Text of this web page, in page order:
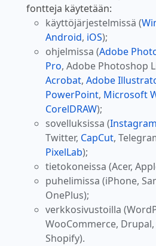
fontteja käytetään:
käyttöjärjestelmissä (
Android, iOS);
ohjelmissa (Adobe
Pro, Adobe Photoshop
Acrobat, Adobe
PowerPoint, Microsoft
CorelDRAW);
sovelluksissa (Instagram
Twitter, CapCut,
PixelLab);
tietokoneissa (Acer,
puhelimissa (iPhone,
OnePlus);
verkkosivustoilla
WooCommerce,
Shopify).